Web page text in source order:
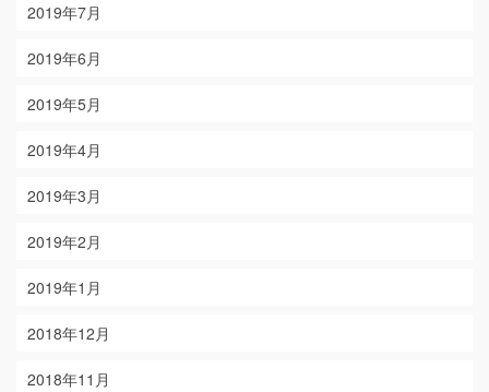
2019年7月
2019年6月
2019年5月
2019年4月
2019年3月
2019年2月
2019年1月
2018年12月
2018年11月